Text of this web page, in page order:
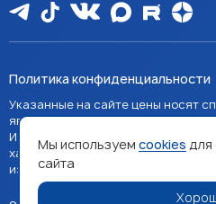
Политика конфиденциальности
Указанные на сайте цены носят
являются публичной офертой,
Изображения товаров на сайте
характер и могут отличаться от
изображений.
Мы используем cookies для
сайта